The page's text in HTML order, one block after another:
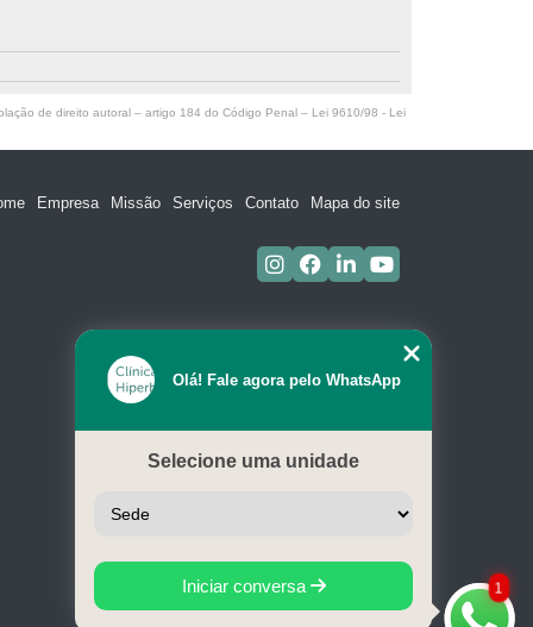
de direito autoral – artigo 184 do Código Penal – Lei 9610/98 - Lei
Empresa Missão Serviços Contato Mapa do site
1
Olá! Fale agora pelo WhatsApp
Selecione uma unidade
Iniciar conversa